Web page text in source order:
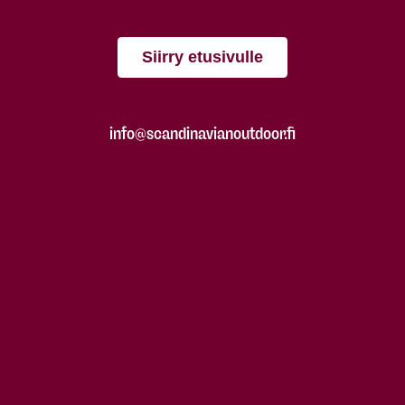
Siirry etusivulle
info@scandinavianoutdoor.fi